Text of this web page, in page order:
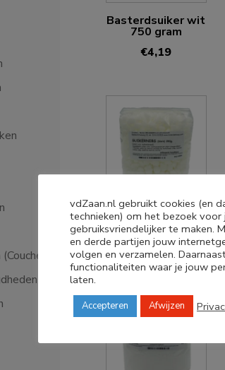
Basterdsuiker wit
750 gram
€4,19
Suikernibs klein
250 gram
€3,59
vdZaan.nl gebruikt cookies (en
technieken) om het bezoek
gebruiksvriendelijker te maken.
en derde partijen jouw
volgen en verzamelen.
functionaliteiten waar je jouw
laten.
Accepteren Afwijzen